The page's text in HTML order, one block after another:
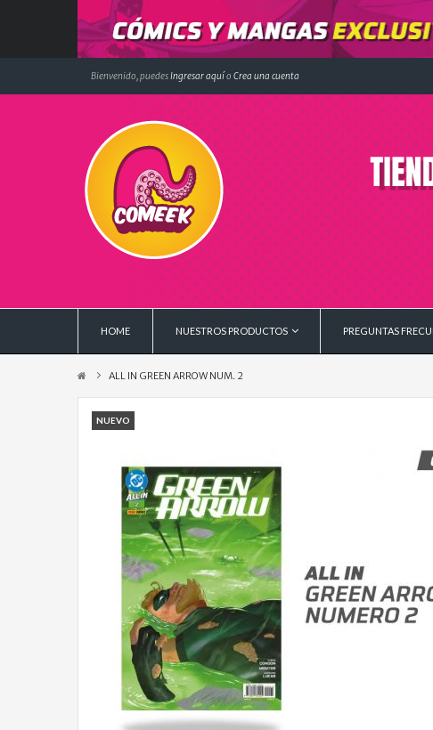
Bienvenido, puedesIngresar aquío Crea una cuenta
HOME NUESTROS PRODUCTOS PREGUNTAS
ALL IN GREEN ARROW NUM. 2
NUEVO